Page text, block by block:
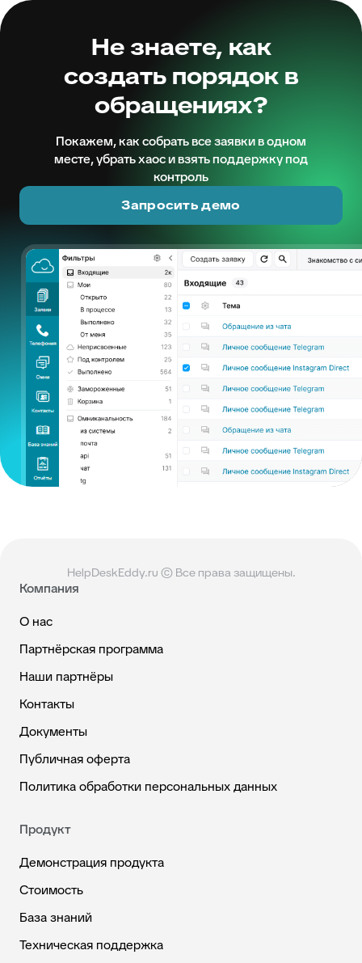
Не знаете, как
создать порядок в
обращениях?
Покажем, как собрать все заявки в одном
месте, убрать хаос и взять поддержку под
контроль
Запросить демо
HelpDeskEddy.ru © Все права защищены.
Компания
О нас
Партнёрская программа
Наши партнёры
Контакты
Документы
Публичная оферта
Политика обработки персональных данных
Продукт
Демонстрация продукта
Стоимость
База знаний
Техническая поддержка